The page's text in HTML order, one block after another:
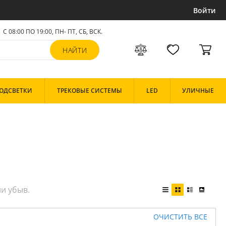
Войти
С 08:00 ПО 19:00, ПН- ПТ,СБ, ВСК.
ТРЕКОВЫЕ СИСТЕМЫ LED УЛИЧНЫЕ
ОЧИСТИТЬ ВСЕ